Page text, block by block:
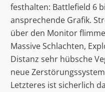
festhalten: Battlefield 6
ansprechende Grafik.
über den Monitor
Massive Schlachten,
Distanz sehr hübsche
neue
Letzteres ist sicherlich